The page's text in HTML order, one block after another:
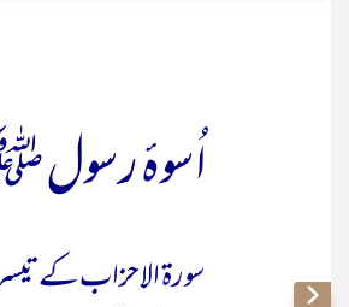
اُسوۂ
سورۃ الاحزاب کے